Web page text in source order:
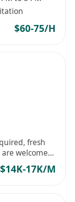
），每日工作
法計算；
交通便利，鄰
及內部晉升發
$60-75/H
fresh
welcome
$14K-17K/M